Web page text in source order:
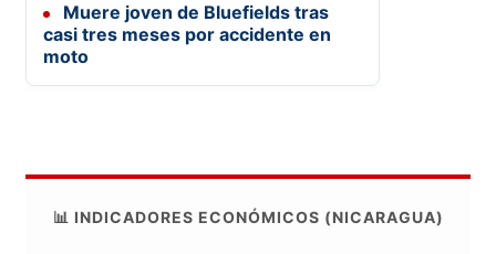
Muere joven de Bluefields tras
casi tres meses por accidente en
moto
📊 INDICADORES ECONÓMICOS (NICARAGUA)